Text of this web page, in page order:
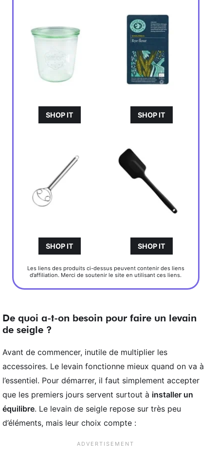
SHOP IT SHOP IT
SHOP IT SHOP IT
Les liens des produits ci-dessus peuvent contenir des liens
d’affiliation. Merci de soutenir le site en utilisant ces liens.
De quoi a-t-on besoin pour faire un levain
de seigle ?
Avant de commencer, inutile de multiplier les
accessoires. Le levain fonctionne mieux quand on va à
l’essentiel. Pour démarrer, il faut simplement accepter
que les premiers jours servent surtout à installer un
équilibre. Le levain de seigle repose sur très peu
d’éléments, mais leur choix compte :